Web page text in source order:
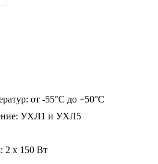
от -55°С до +50°С
УХЛ1 и УХЛ5
2 x 150 Вт